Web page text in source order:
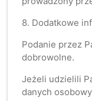
8. Dodatkowe
Podanie przez
dobrowolne.
Jeżeli udzielili
danych